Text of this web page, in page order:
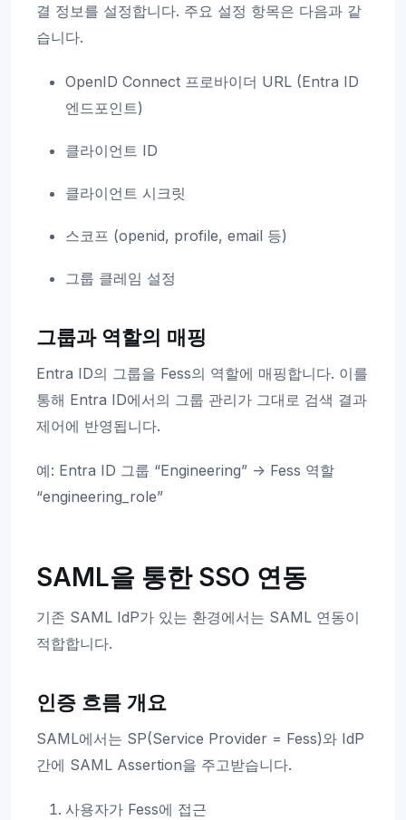
결 정보를 설정합니다. 주요 설정 항목은 다음과 같
습니다.
OpenID Connect 프로바이더 URL (Entra ID
엔드포인트)
클라이언트 ID
클라이언트 시크릿
스코프 (openid, profile, email 등)
그룹 클레임 설정
그룹과 역할의 매핑
Entra ID의 그룹을 Fess의 역할에 매핑합니다. 이를
통해 Entra ID에서의 그룹 관리가 그대로 검색 결과
제어에 반영됩니다.
예: Entra ID 그룹 “Engineering” -> Fess 역할
“engineering_role”
SAML을 통한 SSO 연동
기존 SAML IdP가 있는 환경에서는 SAML 연동이
적합합니다.
인증 흐름 개요
SAML에서는 SP(Service Provider = Fess)와 IdP
간에 SAML Assertion을 주고받습니다.
사용자가 Fess에 접근